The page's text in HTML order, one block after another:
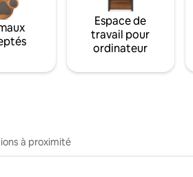
Espace de
travail pour
ordinateur
à proximité